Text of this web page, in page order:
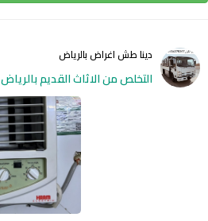
دينا طش اغراض بالرياض
التخلص من الاثاث القديم بالرياض 0534375367